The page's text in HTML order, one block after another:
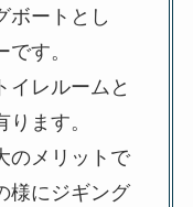
ボートとし
す。
イレルームと
ます。
のメリットで
様にジギング